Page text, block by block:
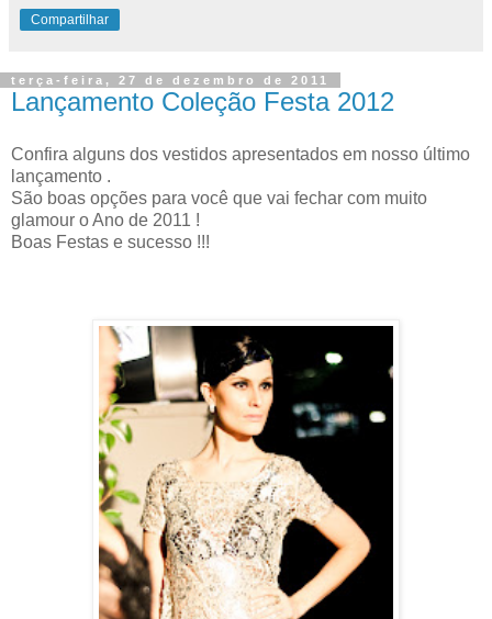
Compartilhar
terça-feira, 27 de dezembro de 2011
Lançamento Coleção Festa 2012
Confira alguns dos vestidos apresentados em nosso último
lançamento .
São boas opções para você que vai fechar com muito
glamour o Ano de 2011 !
Boas Festas e sucesso !!!